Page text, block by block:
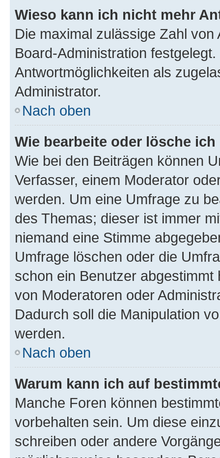
Wieso kann ich nicht mehr
Die maximal zulässige Zahl
Board-Administration
Antwortmöglichkeiten als
Administrator.
Nach oben
Wie bearbeite oder lösche
Wie bei den Beiträgen können
Verfasser, einem Moderator
werden. Um eine Umfrage zu
des Themas; dieser ist immer
niemand eine Stimme
Umfrage löschen oder die
schon ein Benutzer
von Moderatoren oder
Dadurch soll die Manipulation
werden.
Nach oben
Warum kann ich auf
Manche Foren können
vorbehalten sein. Um diese
schreiben oder andere